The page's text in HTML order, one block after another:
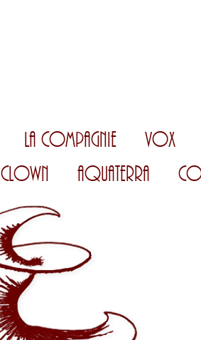
La Compagnie
Vox
Clown AquaTerra